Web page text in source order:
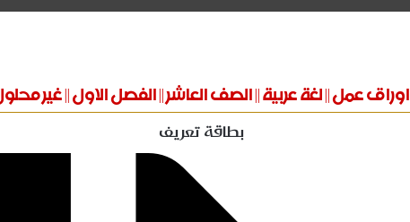
اوراق عمل || لغة عربية || الصف العاشر || الفصل الاول || غير
بطاقة تعريف